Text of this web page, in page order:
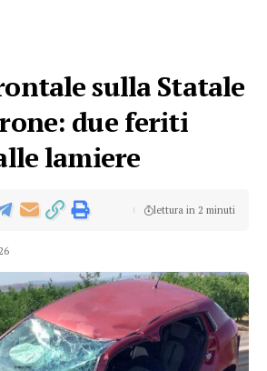
sulla Statale
due feriti
lamiere
lettura in 2 minuti